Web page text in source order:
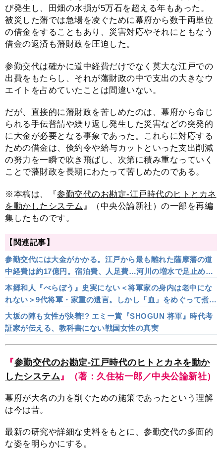
び発生し、田畑の水損が5万石を超える年もあった。
被災した藩では急場を凌ぐために幕府から数千両単位
の借金をすることもあり、災害対応やそれにともなう
借金の返済も藩財政を圧迫した。
参勤交代は確かに道中経費だけでなく莫大な江戸での
出費をもたらし、それが藩財政の中で支出の大きなウ
エイトを占めていたことは間違いない。
だが、直接的に藩財政を苦しめたのは、幕府から命じ
られる手伝普請や繰り返し発生した災害などの突発的
に大金が必要となる事象であった。これらに対応する
ための借金は、倹約令や給与カットといった支出削減
の努力を一瞬で吹き飛ばし、次第に積み重なっていく
ことで藩財政を長期にわたって苦しめたのである。
※本稿は、『参勤交代のお勘定-江戸時代のヒトとカネ
を動かしたシステム 』（中央公論新社）の一部を再編
集したものです。
【関連記事】
参勤交代には大金がかかる。江戸から最も離れた薩摩藩の道
中経費は約17億円。宿泊費、人足費…河川の増水で足止めさ
れると滞在費がかさむ要因に
本郷和人『べらぼう』史実にない＜将軍家の身内は老中にな
れない＞9代将軍・家重の遺言。しかし「血」をめぐって煮え
湯を飲まされた家重の経歴を考えると…
大坂の陣も女性が決着!? エミー賞『SHOGUN 将軍』時代考
証家が伝える、教科書にない戦国女性の真実
『参勤交代のお勘定-江戸時代のヒトとカネを動か
したシステム 』（著：久住祐一郎／中央公論新社）
幕府が大名の力を削ぐための施策であったという理解
は今は昔。
最新の研究や詳細な史料をもとに、参勤交代の多面的
な姿を明らかにする。